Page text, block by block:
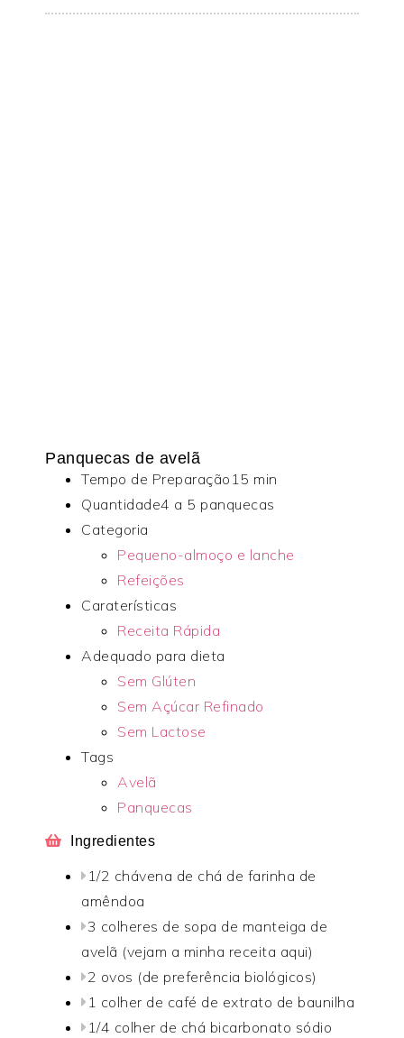
Panquecas de avelã
Tempo de Preparação 15 min
Quantidade4 a 5 panquecas
Categoria
Pequeno-almoço e lanche
Refeições
Caraterísticas
Receita Rápida
Adequado para dieta
Sem Glúten
Sem Açúcar Refinado
Sem Lactose
Tags
Avelã
Panquecas
Ingredientes
1/2 chávena de chá de farinha de
amêndoa
3 colheres de sopa de manteiga de
avelã (vejam a minha receita aqui)
2 ovos (de preferência biológicos)
1 colher de café de extrato de baunilha
1/4 colher de chá bicarbonato sódio